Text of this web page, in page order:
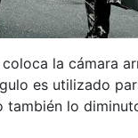
coloca la cámara
es utilizado
también lo